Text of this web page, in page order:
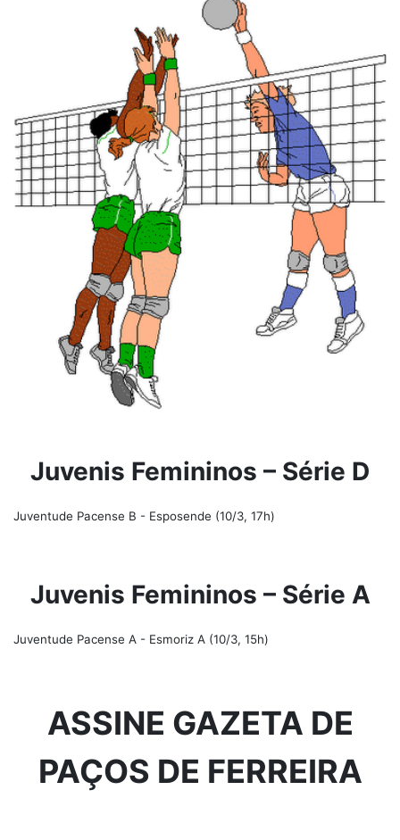
Juvenis Femininos – Série D
Juventude Pacense B - Esposende (10/3, 17h)
Juvenis Femininos – Série A
Juventude Pacense A - Esmoriz A (10/3, 15h)
ASSINE GAZETA DE
PAÇOS DE FERREIRA